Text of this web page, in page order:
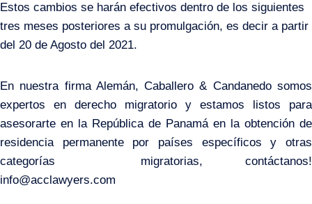
Estos cambios se harán efectivos dentro de los siguientes
tres meses posteriores a su promulgación, es decir a partir
del 20 de Agosto del 2021.
En nuestra firma Alemán, Caballero & Candanedo somos
expertos en derecho migratorio y estamos listos para
asesorarte en la República de Panamá en la obtención de
residencia permanente por países específicos y otras
categorías migratorias, contáctanos!
info@acclawyers.com